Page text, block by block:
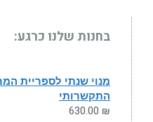
בחנות שלנו כרגע:
מנוי שנתי לספריית
התקשרותי
630.00 ₪